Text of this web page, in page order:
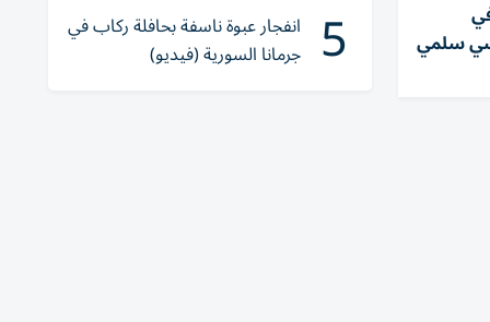
سلمي 5 انفجار عبوة ناسفة بحافلة ركاب في
جرمانا السورية (فيديو)